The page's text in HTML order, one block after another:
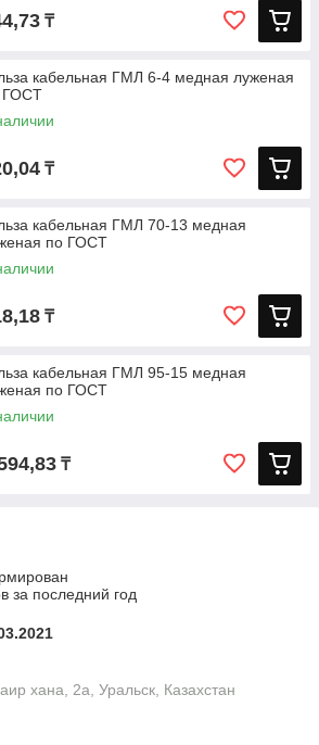
₸
кабельная ГМЛ 6-4 медная луженая
ГОСТ
₸
кабельная ГМЛ 70-13 медная
по ГОСТ
₸
кабельная ГМЛ 95-15 медная
по ГОСТ
₸
за последний год
хана, 2а, Уральск, Казахстан